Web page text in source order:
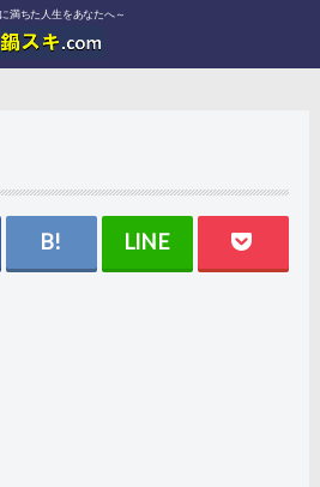
満ちた人生をあなたへ～